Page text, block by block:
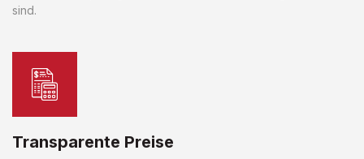
sind.
Transparente Preise